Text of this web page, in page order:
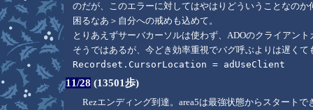
のだが、このエラーに対してはやはりどういうことなの
困るなあ＞自分への戒めも込めて。
とりあえずサーバカーソルは使わず、ADOのクライアン
そうではあるが、今どき効率重視でバグ呼ぶよりは遅く
Recordset.CursorLocation = adUseClient
11/28 (13501歩)
Rezエンディング到達。area5は最強状態からスタート